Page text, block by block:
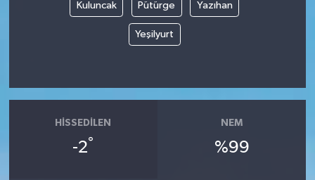
Kuluncak Pütürge Yazıhan
Yeşilyurt
HISSEDILEN
-2°
NEM
%99